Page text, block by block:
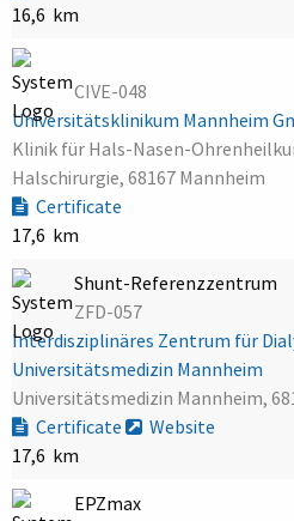
16,6 km
CIVE-048
Universitätsklinikum Mannheim
Klinik für Hals-Nasen-
Halschirurgie, 68167 Mannheim
Certificate
17,6 km
Shunt-Referenzzentrum
ZFD-057
Interdisziplinäres Zentrum für
Universitätsmedizin Mannheim
Universitätsmedizin Mannheim,
Certificate
Website
17,6 km
EPZmax